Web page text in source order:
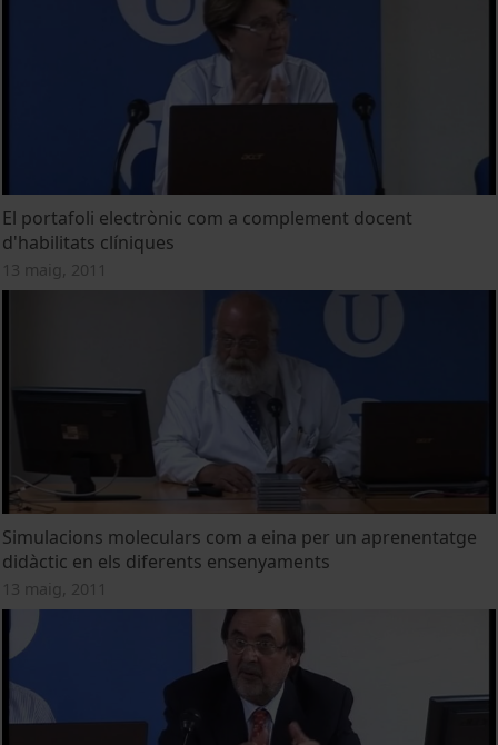
El portafoli electrònic com a complement docent
d'habilitats clíniques
13 maig, 2011
Simulacions moleculars com a eina per un aprenentatge
didàctic en els diferents ensenyaments
13 maig, 2011